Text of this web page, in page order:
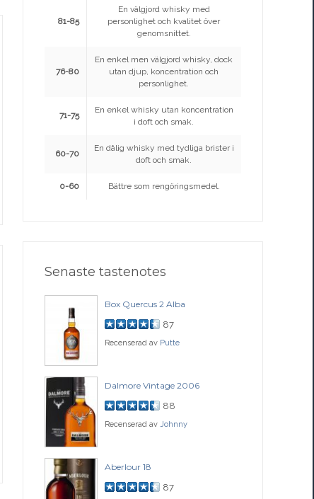
81-85
En välgjord whisky med
personlighet och kvalitet över
genomsnittet.
76-80
En enkel men välgjord whisky, dock
utan djup, koncentration och
personlighet.
71-75
En enkel whisky utan koncentration
i doft och smak.
60-70
En dålig whisky med tydliga brister i
doft och smak.
0-60 Bättre som rengöringsmedel.
Senaste tastenotes
Box Quercus 2 Alba
87
Recenserad av Putte
Dalmore Vintage 2006
88
Recenserad av Johnny
Aberlour 18
87